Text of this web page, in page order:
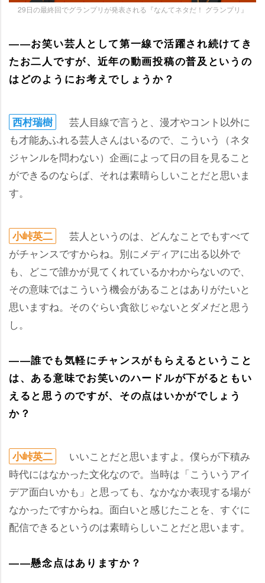
29日の最終回でグランプリが発表される『なんてネタだ！ グランプリ』
――お笑い芸人として第一線で活躍され続けてき
たお二人ですが、近年の動画投稿の普及というの
はどのようにお考えでしょうか？
西村瑞樹
芸人目線で言うと、漫才やコント以外に
も才能あふれる芸人さんはいるので、こういう（ネタ
ジャンルを問わない）企画によって日の目を見ること
ができるのならば、それは素晴らしいことだと思いま
す。
小峠英二
芸人というのは、どんなことでもすべて
がチャンスですからね。別にメディアに出る以外で
も、どこで誰かが見てくれているかわからないので、
その意味ではこういう機会があることはありがたいと
思いますね。そのぐらい貪欲じゃないとダメだと思う
し。
――誰でも気軽にチャンスがもらえるということ
は、ある意味でお笑いのハードルが下がるともい
えると思うのですが、その点はいかがでしょう
か？
小峠英二
いいことだと思いますよ。僕らが下積み
時代にはなかった文化なので。当時は「こういうアイ
デア面白いかも」と思っても、なかなか表現する場が
なかったですからね。面白いと感じたことを、すぐに
配信できるというのは素晴らしいことだと思います。
――懸念点はありますか？